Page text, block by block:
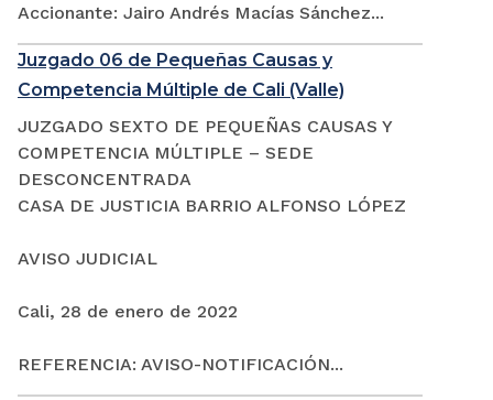
Accionante: Jairo Andrés Macías Sánchez...
Juzgado 06 de Pequeñas Causas y
Competencia Múltiple de Cali (Valle)
JUZGADO SEXTO DE PEQUEÑAS CAUSAS Y
COMPETENCIA MÚLTIPLE – SEDE
DESCONCENTRADA
CASA DE JUSTICIA BARRIO ALFONSO LÓPEZ
AVISO JUDICIAL
Cali, 28 de enero de 2022
REFERENCIA: AVISO-NOTIFICACIÓN...